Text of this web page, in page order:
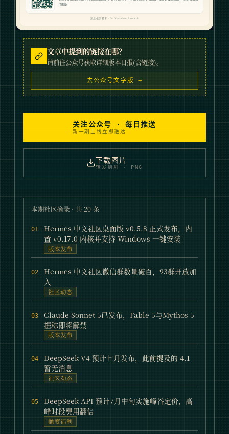
文章中提到的链接在哪？
请前往公众号获取详细版本日报(含链接)。
去公众号文字版 →
关注公众号 · 每日推送
新一期上线立即送达
下载图片
转发到群 · PNG
本期社区摘录 · 共 20 条
01
Hermes 中文社区桌面版 v0.5.8 正式发布，内
置 v0.17.0 内核并支持 Windows 一键安装
版本发布
02
Hermes 中文社区微信群数量破百，93群开放加
入
社区动态
03
Claude Sonnet 5已发布，Fable 5与Mythos 5
据称即将解禁
版本发布
04
DeepSeek V4 预计七月发布，此前提及的 4.1
暂无消息
社区动态
05
DeepSeek API 预计7月中旬实施峰谷定价，高
峰时段费用翻倍
额度福利